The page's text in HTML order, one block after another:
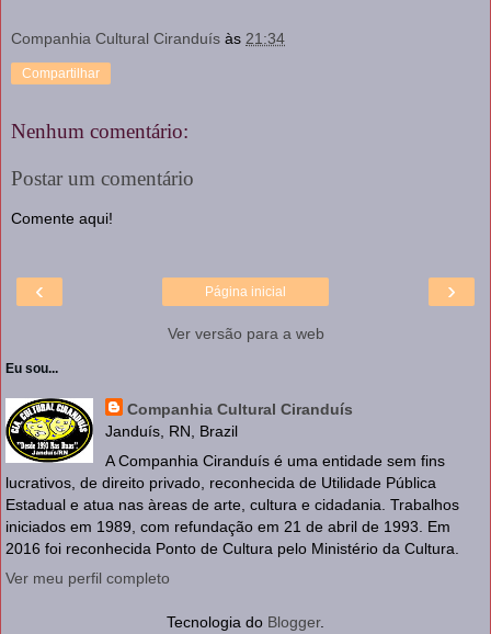
Companhia Cultural Ciranduís às 21:34
Compartilhar
Nenhum comentário:
Postar um comentário
Comente aqui!
‹ ›
Página inicial
Ver versão para a web
Eu sou...
Companhia Cultural Ciranduís
Janduís, RN, Brazil
A Companhia Ciranduís é uma entidade sem fins
lucrativos, de direito privado, reconhecida de Utilidade Pública
Estadual e atua nas àreas de arte, cultura e cidadania. Trabalhos
iniciados em 1989, com refundação em 21 de abril de 1993. Em
2016 foi reconhecida Ponto de Cultura pelo Ministério da Cultura.
Ver meu perfil completo
Tecnologia do Blogger.